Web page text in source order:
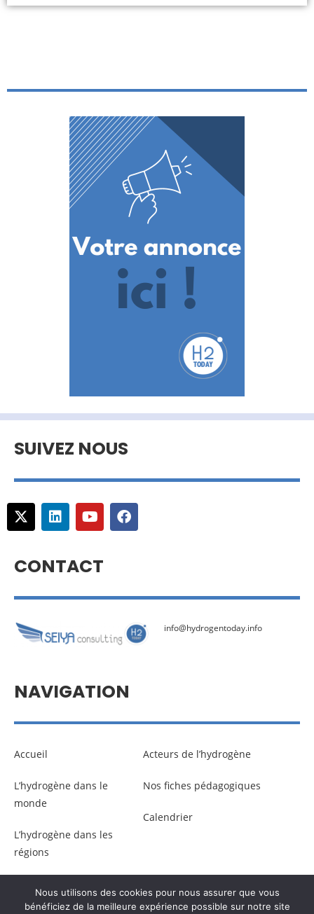
SUIVEZ NOUS
CONTACT
info@hydrogentoday.info
NAVIGATION
Accueil
L’hydrogène dans le
monde
L’hydrogène dans les
régions
Acteurs de l’hydrogène
Nos fiches pédagogiques
Calendrier
© Copyright –Communicaweb 2026
Nous utilisons des cookies pour nous assurer que vous
bénéficiez de la meilleure expérience possible sur notre site